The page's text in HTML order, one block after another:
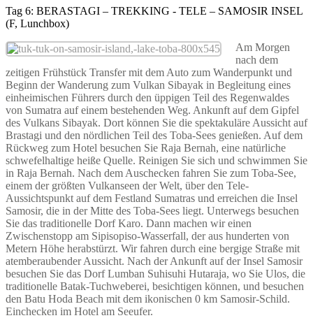
Tag 6: BERASTAGI – TREKKING - TELE – SAMOSIR INSEL
(F, Lunchbox)
Am Morgen
nach dem
zeitigen Frühstück Transfer mit dem Auto zum Wanderpunkt und
Beginn der Wanderung zum Vulkan Sibayak in Begleitung eines
einheimischen Führers durch den üppigen Teil des Regenwaldes
von Sumatra auf einem bestehenden Weg. Ankunft auf dem Gipfel
des Vulkans Sibayak. Dort können Sie die spektakuläre Aussicht auf
Brastagi und den nördlichen Teil des Toba-Sees genießen. Auf dem
Rückweg zum Hotel besuchen Sie Raja Bernah, eine natürliche
schwefelhaltige heiße Quelle. Reinigen Sie sich und schwimmen Sie
in Raja Bernah. Nach dem Auschecken fahren Sie zum Toba-See,
einem der größten Vulkanseen der Welt, über den Tele-
Aussichtspunkt auf dem Festland Sumatras und erreichen die Insel
Samosir, die in der Mitte des Toba-Sees liegt. Unterwegs besuchen
Sie das traditionelle Dorf Karo. Dann machen wir einen
Zwischenstopp am Sipisopiso-Wasserfall, der aus hunderten von
Metern Höhe herabstürzt. Wir fahren durch eine bergige Straße mit
atemberaubender Aussicht. Nach der Ankunft auf der Insel Samosir
besuchen Sie das Dorf Lumban Suhisuhi Hutaraja, wo Sie Ulos, die
traditionelle Batak-Tuchweberei, besichtigen können, und besuchen
den Batu Hoda Beach mit dem ikonischen 0 km Samosir-Schild.
Einchecken im Hotel am Seeufer.